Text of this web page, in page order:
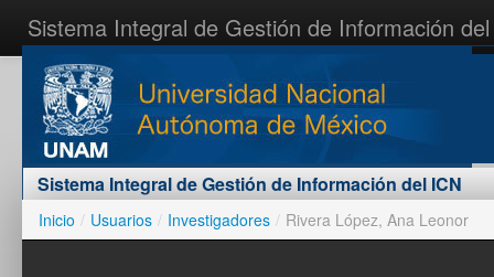
Sistema Integral de Gestión de Información
Inicio
Contáctenos
Acceder al sistema
Sistema Integral de Gestión de Información del ICN
Inicio / Usuarios / Investigadores / Rivera López, Ana Leonor